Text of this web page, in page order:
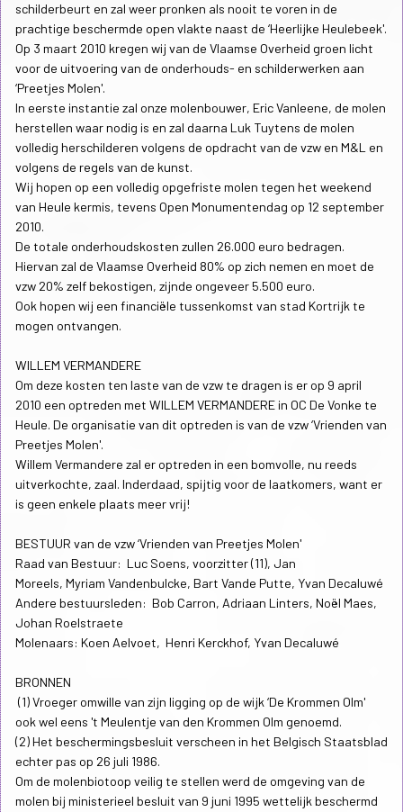
schilderbeurt en zal weer pronken als nooit te voren in de
prachtige beschermde open vlakte naast de ‘Heerlijke Heulebeek'.
Op 3 maart 2010 kregen wij van de Vlaamse Overheid groen licht
voor de uitvoering van de onderhouds- en schilderwerken aan
‘Preetjes Molen'.
In eerste instantie zal onze molenbouwer, Eric Vanleene, de molen
herstellen waar nodig is en zal daarna Luk Tuytens de molen
volledig herschilderen volgens de opdracht van de vzw en M&L en
volgens de regels van de kunst.
Wij hopen op een volledig opgefriste molen tegen het weekend
van Heule kermis, tevens Open Monumentendag op 12 september
2010.
De totale onderhoudskosten zullen 26.000 euro bedragen.
Hiervan zal de Vlaamse Overheid 80% op zich nemen en moet de
vzw 20% zelf bekostigen, zijnde ongeveer 5.500 euro.
Ook hopen wij een financiële tussenkomst van stad Kortrijk te
mogen ontvangen.
WILLEM VERMANDERE
Om deze kosten ten laste van de vzw te dragen is er op 9 april
2010 een optreden met WILLEM VERMANDERE in OC De Vonke te
Heule. De organisatie van dit optreden is van de vzw ‘Vrienden van
Preetjes Molen'.
Willem Vermandere zal er optreden in een bomvolle, nu reeds
uitverkochte, zaal. Inderdaad, spijtig voor de laatkomers, want er
is geen enkele plaats meer vrij!
BESTUUR van de vzw ‘Vrienden van Preetjes Molen'
Raad van Bestuur: Luc Soens, voorzitter (11), Jan
Moreels, Myriam Vandenbulcke, Bart Vande Putte, Yvan Decaluwé
Andere bestuursleden: Bob Carron, Adriaan Linters, Noël Maes,
Johan Roelstraete
Molenaars: Koen Aelvoet, Henri Kerckhof, Yvan Decaluwé
BRONNEN
(1) Vroeger omwille van zijn ligging op de wijk ‘De Krommen Olm'
ook wel eens 't Meulentje van den Krommen Olm genoemd.
(2) Het beschermingsbesluit verscheen in het Belgisch Staatsblad
echter pas op 26 juli 1986.
Om de molenbiotoop veilig te stellen werd de omgeving van de
molen bij ministerieel besluit van 9 juni 1995 wettelijk beschermd